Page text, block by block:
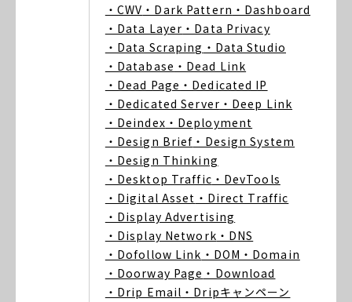
・CWV ・Dark Pattern ・Dashboard
・Data Layer ・Data Privacy
・Data Scraping ・Data Studio
・Database ・Dead Link
・Dead Page ・Dedicated IP
・Dedicated Server ・Deep Link
・Deindex ・Deployment
・Design Brief ・Design System
・Design Thinking
・Desktop Traffic ・DevTools
・Digital Asset ・Direct Traffic
・Display Advertising
・Display Network ・DNS
・Dofollow Link ・DOM ・Domain
・Doorway Page ・Download
・Drip Email ・Dripキャンペーン